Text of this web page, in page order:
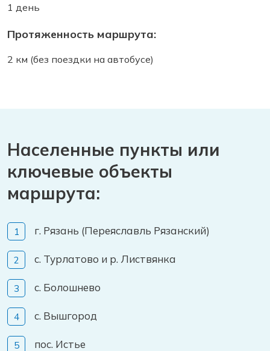
1 день
Протяженность маршрута:
2 км (без поездки на автобусе)
Населенные пункты или
ключевые объекты
маршрута:
г. Рязань (Переяславль Рязанский)
с. Турлатово и р. Листвянка
с. Болошнево
с. Вышгород
пос. Истье